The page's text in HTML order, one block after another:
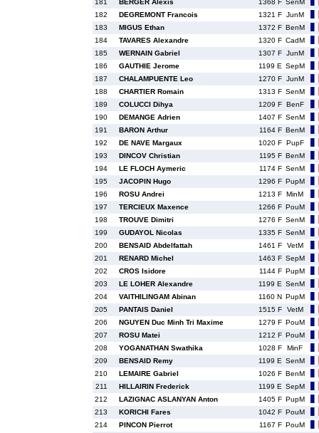
181
BERGER Alexis 1368 F SenM
182
DEGREMONT Francois 1321 F JunM
183
MIGUS Ethan 1372 F BenM
184
TAVARES Alexandre 1320 F CadM
185
WERNAIN Gabriel 1307 F JunM
186
GAUTHIE Jerome 1199 E SepM
187
CHALAMPUENTE Leo 1270 F JunM
188
CHARTIER Romain 1313 F SenM
189
COLUCCI Dihya 1209 F BenF
190
DEMANGE Adrien 1407 F SenM
191
BARON Arthur 1164 F BenM
192
DE NAVE Margaux 1020 F PupF
193
DINCOV Christian 1195 F BenM
194
LE FLOCH Aymeric 1174 F SenM
195
JACOPIN Hugo 1296 F PupM
196
ROSU Andrei 1213 F MinM
197
TERCIEUX Maxence 1266 F PouM
198
TROUVE Dimitri 1276 F SenM
199
GUDAYOL Nicolas 1335 F SenM
200
BENSAID Abdelfattah 1461 F
VetM
201
RENARD Michel 1463 F SepM
202
CROS Isidore 1144 F PupM
203
LE LOHER Alexandre 1199 E SenM
204
VAITHILINGAM Abinan 1160 N PupM
205
PANTAIS Daniel 1515 F
VetM
206
NGUYEN Duc Minh Tri Maxime 1279 F PouM
207
ROSU Matei 1212 F PouM
208
YOGANATHAN Swathika 1028 F
MinF
209
BENSAID Remy 1199 E SenM
210
LEMAIRE Gabriel 1026 F BenM
211
HILLAIRIN Frederick 1199 E SepM
212
LAZIGNAC ASLANYAN Anton 1405 F PupM
213
KORICHI Fares 1042 F PouM
214
PINCON Pierrot 1167 F PouM